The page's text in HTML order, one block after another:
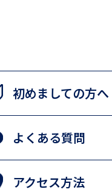
初めましての方へ
よくある質問
アクセス方法